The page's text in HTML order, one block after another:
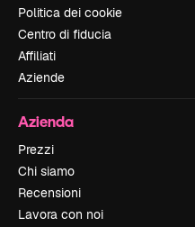
Politica dei cookie
Centro di fiducia
Affiliati
Aziende
Azienda
Prezzi
Chi siamo
Recensioni
Lavora con noi